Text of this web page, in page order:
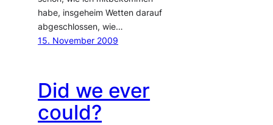
habe, insgeheim Wetten darauf
abgeschlossen, wie…
15. November 2009
Did we ever
could?